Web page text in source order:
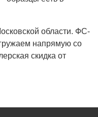
области. ФС-
напрямую со
скидка от